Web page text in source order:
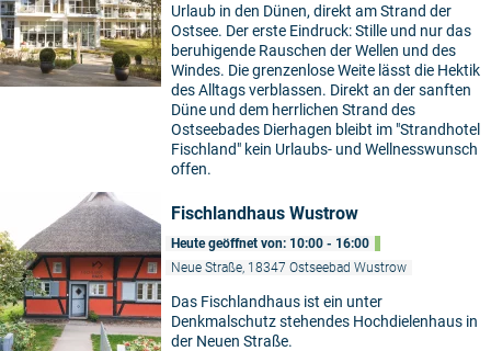
Urlaub in den Dünen, direkt am Strand der
Ostsee. Der erste Eindruck: Stille und nur das
beruhigende Rauschen der Wellen und des
Windes. Die grenzenlose Weite lässt die Hektik
des Alltags verblassen. Direkt an der sanften
Düne und dem herrlichen Strand des
Ostseebades Dierhagen bleibt im "Strandhotel
Fischland" kein Urlaubs- und Wellnesswunsch
offen.
Fischlandhaus Wustrow
Heute geöffnet von: 10:00 - 16:00
Neue Straße, 18347 Ostseebad Wustrow
Das Fischlandhaus ist ein unter
Denkmalschutz stehendes Hochdielenhaus in
der Neuen Straße.